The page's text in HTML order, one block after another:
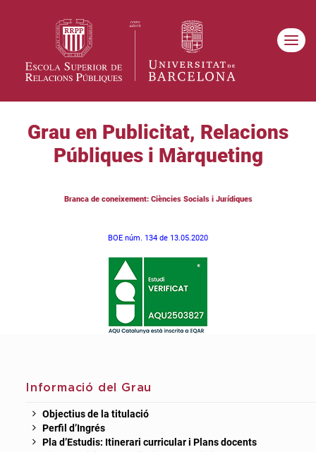
Grau en Publicitat, Relacions
Públiques i Màrqueting
Branca de coneixement: Ciències Socials i Jurídiques
BOE núm. 134 de 13.05.2020
Informació del Grau
Objectius de la titulació
Perfil d’Ingrés
Pla d’Estudis: Itinerari curricular i Plans docents